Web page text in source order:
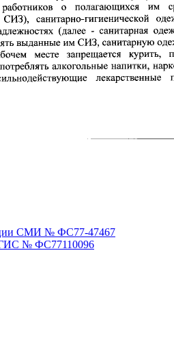
СМИ № ФС77-47467
№ ФС77110096